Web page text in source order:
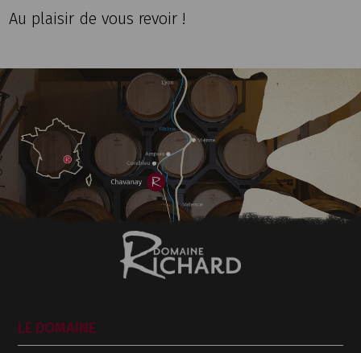
Au plaisir de vous revoir !
LE DOMAINE